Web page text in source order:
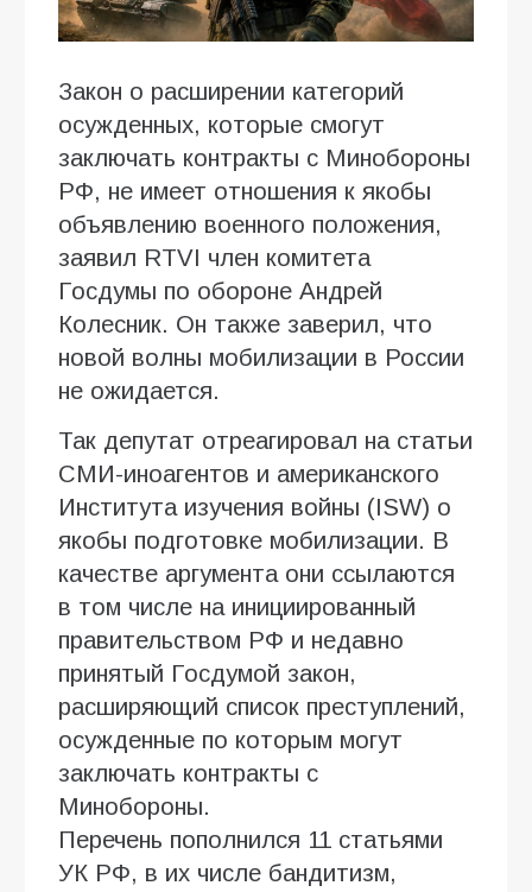
Закон о расширении категорий
осужденных, которые смогут
заключать контракты с Минобороны
РФ, не имеет отношения к якобы
объявлению военного положения,
заявил RTVI член комитета
Госдумы по обороне Андрей
Колесник. Он также заверил, что
новой волны мобилизации в России
не ожидается.
Так депутат отреагировал на статьи
СМИ-иноагентов и американского
Института изучения войны (ISW) о
якобы подготовке мобилизации. В
качестве аргумента они ссылаются
в том числе на инициированный
правительством РФ и недавно
принятый Госдумой закон,
расширяющий список преступлений,
осужденные по которым могут
заключать контракты с
Минобороны.
Перечень пополнился 11 статьями
УК РФ, в их числе бандитизм,